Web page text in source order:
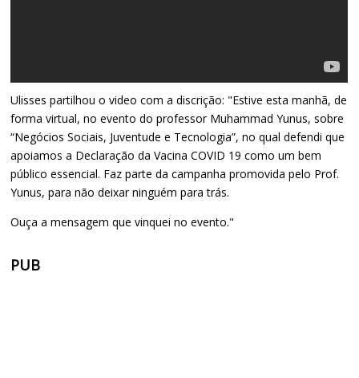
Ulisses partilhou o video com a discrição: "Estive esta manhã, de
forma virtual, no evento do professor Muhammad Yunus, sobre
“Negócios Sociais, Juventude e Tecnologia”, no qual defendi que
apoiamos a Declaração da Vacina COVID 19 como um bem
público essencial. Faz parte da campanha promovida pelo Prof.
Yunus, para não deixar ninguém para trás.
Ouça a mensagem que vinquei no evento."
PUB